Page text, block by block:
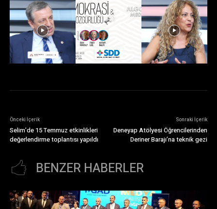
Önceki İçerik
Selim’de 15 Temmuz etkinlikleri
değerlendirme toplantısı yapıldı
Sonraki İçerik
Deneyap Atölyesi Öğrencilerinden
Deriner Barajı’na teknik gezi
BENZER HABERLER